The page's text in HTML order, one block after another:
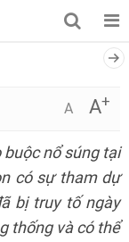
A A+
nổ súng tại
có sự tham dự
bị truy tố ngày
thống và có thể